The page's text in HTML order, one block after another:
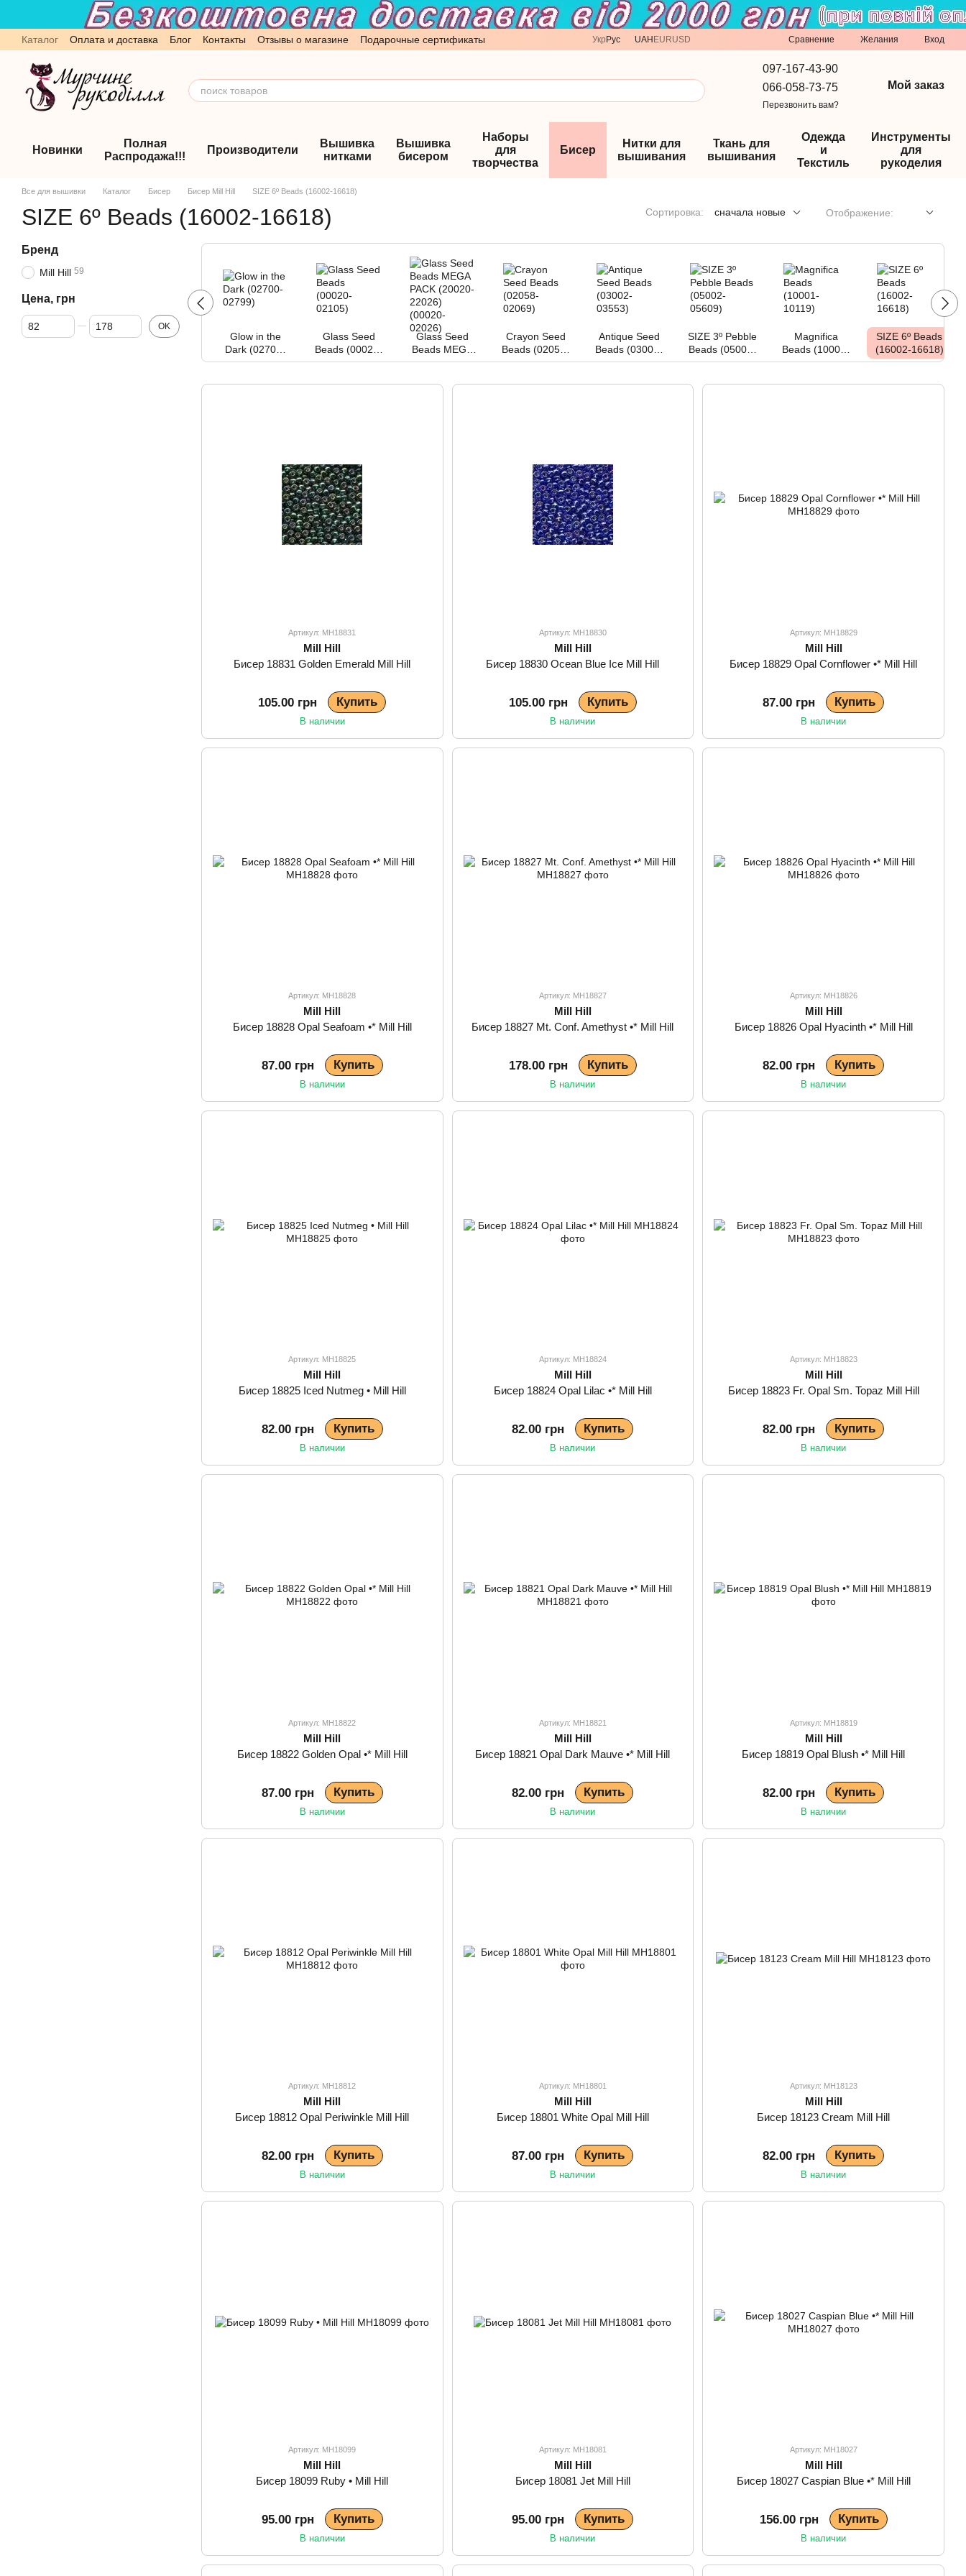
Перейти к основному контенту
Каталог Оплата и доставка Блог Контакты Отзывы о магазине
Подарочные сертификаты
Обмен и возврат
Пользовательское соглашение
Укр Рус UAH EURUSD Сравнение Желания Вход
097-167-43-90
066-058-73-75
Перезвонить вам?
Мой заказ
Новинки
Полная
Распродажа!!!
Производители
Вышивка
нитками
Вышивка
бисером
Наборы
для
творчества
Бисер
Нитки для
вышивания
Ткань для
вышивания
Одежда
и
Текстиль
Инструменты
для
рукоделия
Все для вышивки Каталог Бисер Бисер Mill Hill SIZE 6º Beads (16002-16618)
SIZE 6º Beads (16002-16618) Сортировка: сначала новые Отображение:
Glow in the
Dark (02700-
02799)
Glass Seed
Beads (00020-
02105)
Glass Seed
Beads MEGA
PACK (20020-
(00020-02026)
Crayon Seed
Beads (02058-
02069)
Antique Seed
Beads (03002-
03553)
SIZE 3º Pebble
Beads (05002-
05609)
Magnifica
Beads (10001-
10119)
SIZE 6º Beads
(16002-16618)
Артикул: MH18831
Mill Hill
Бисер 18831 Golden Emerald Mill Hill
105.00 грн Купить
В наличии
Артикул: MH18830
Mill Hill
Бисер 18830 Ocean Blue Ice Mill Hill
105.00 грн Купить
В наличии
Артикул: MH18829
Mill Hill
Бисер 18829 Opal Cornflower •* Mill Hill
87.00 грн Купить
В наличии
Артикул: MH18828
Mill Hill
Бисер 18828 Opal Seafoam •* Mill Hill
87.00 грн Купить
В наличии
Артикул: MH18827
Mill Hill
Бисер 18827 Mt. Conf. Amethyst •* Mill Hill
178.00 грн Купить
В наличии
Артикул: MH18826
Mill Hill
Бисер 18826 Opal Hyacinth •* Mill Hill
82.00 грн Купить
В наличии
Артикул: MH18825
Mill Hill
Бисер 18825 Iced Nutmeg • Mill Hill
82.00 грн Купить
В наличии
Артикул: MH18824
Mill Hill
Бисер 18824 Opal Lilac •* Mill Hill
82.00 грн Купить
В наличии
Артикул: MH18823
Mill Hill
Бисер 18823 Fr. Opal Sm. Topaz Mill Hill
82.00 грн Купить
В наличии
Артикул: MH18822
Mill Hill
Бисер 18822 Golden Opal •* Mill Hill
87.00 грн Купить
В наличии
Артикул: MH18821
Mill Hill
Бисер 18821 Opal Dark Mauve •* Mill Hill
82.00 грн Купить
В наличии
Артикул: MH18819
Mill Hill
Бисер 18819 Opal Blush •* Mill Hill
82.00 грн Купить
В наличии
Артикул: MH18812
Mill Hill
Бисер 18812 Opal Periwinkle Mill Hill
82.00 грн Купить
В наличии
Артикул: MH18801
Mill Hill
Бисер 18801 White Opal Mill Hill
87.00 грн Купить
В наличии
Артикул: MH18123
Mill Hill
Бисер 18123 Cream Mill Hill
82.00 грн Купить
В наличии
Артикул: MH18099
Mill Hill
Бисер 18099 Ruby • Mill Hill
95.00 грн Купить
В наличии
Артикул: MH18081
Mill Hill
Бисер 18081 Jet Mill Hill
95.00 грн Купить
В наличии
Артикул: MH18027
Mill Hill
Бисер 18027 Caspian Blue •* Mill Hill
156.00 грн Купить
В наличии
Бренд
Mill Hill 59
Цена, грн
От Цена, грн
До Цена, грн OK